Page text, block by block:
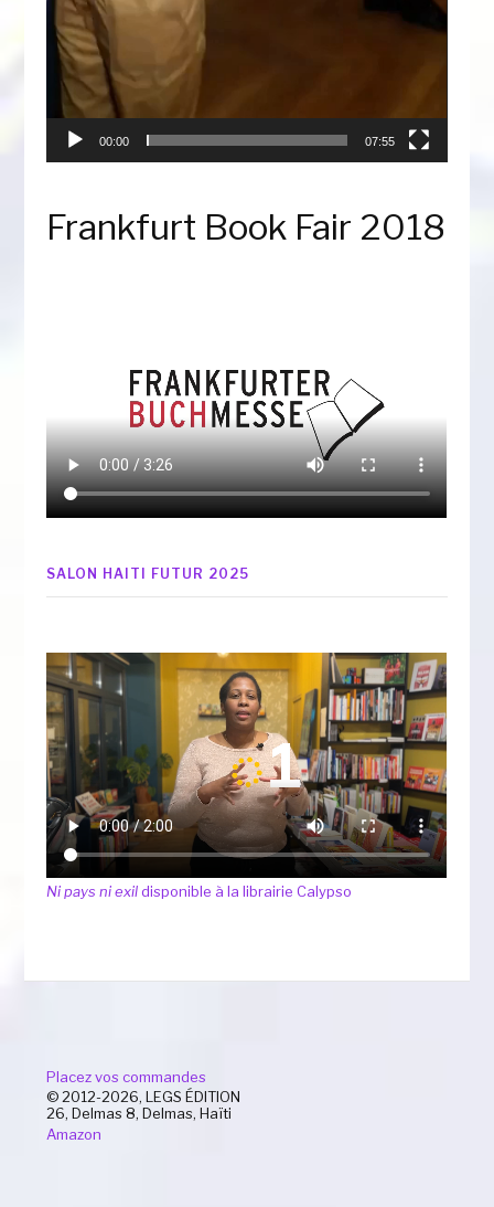
00:00 07:55
Frankfurt Book Fair 2018
SALON HAITI FUTUR 2025
Ni pays ni exildisponible à la librairie Calypso
Placez vos commandes
© 2012-2026, LEGS ÉDITION
26, Delmas 8, Delmas, Haïti
Amazon